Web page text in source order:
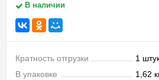
В наличии
Кратность отгрузки
1
В упаковке
1,62